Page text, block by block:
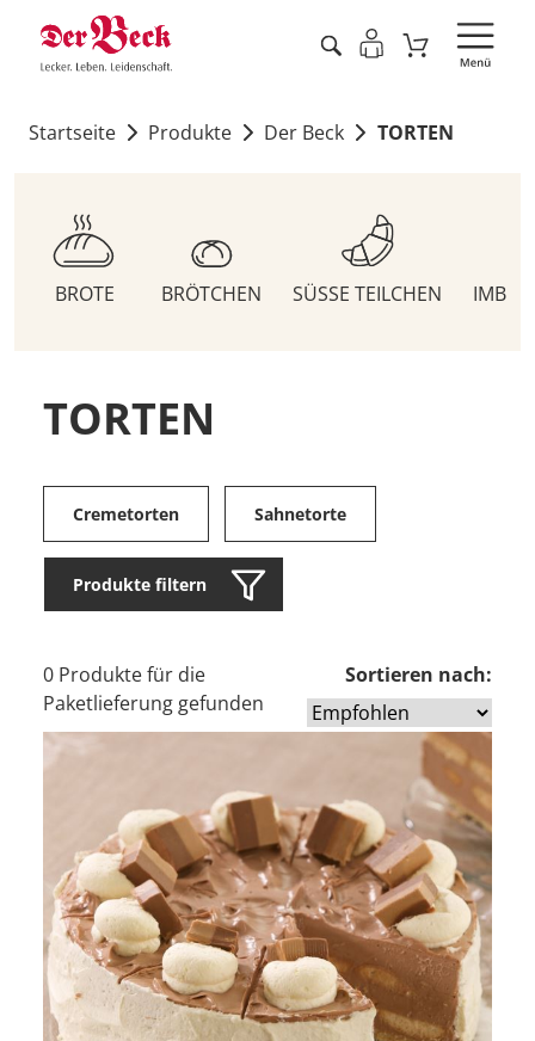
Startseite Produkte Der Beck TORTEN
BROTE BRÖTCHEN SÜSSE TEILCHEN
TORTEN
Cremetorten Sahnetorte
Produkte filtern
0 Produkte für die
Paketlieferung gefunden
Sortieren nach: